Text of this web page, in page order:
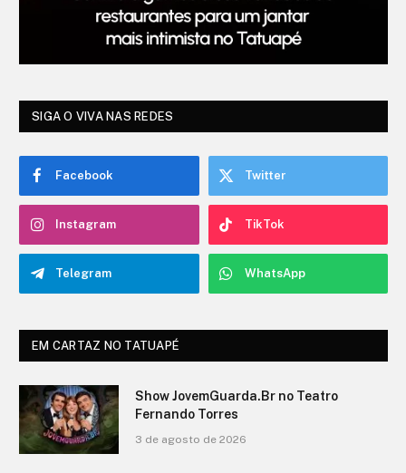
SIGA O VIVA NAS REDES
Facebook Twitter
Instagram TikTok
Telegram WhatsApp
EM CARTAZ NO TATUAPÉ
O Show de Ítalo no Teatro Fernando
Torres
3 de agosto de 2026